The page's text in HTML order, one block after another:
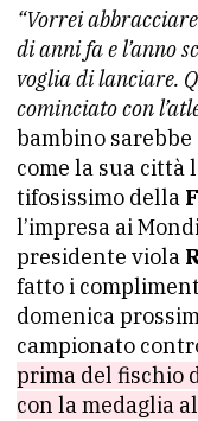
“Vorrei
di anni fa e l’anno
voglia di lanciare.
cominciato con
bambino
come la sua città
tifosissimo della
l’impresa ai
presidente viola
fatto i
domenica
campionato
prima del fischio
con la medaglia